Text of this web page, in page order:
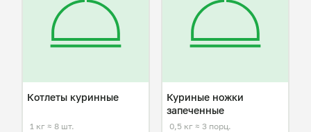
Котлеты куринные
1 кг ≈ 8 шт.
Куриные ножки
запеченные
0,5 кг ≈ 3 порц.